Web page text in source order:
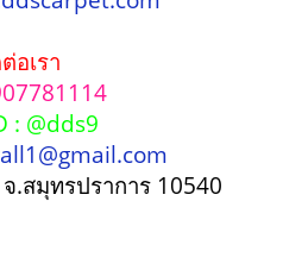
อเรา
: @dds9
.สมุทรปราการ 10540